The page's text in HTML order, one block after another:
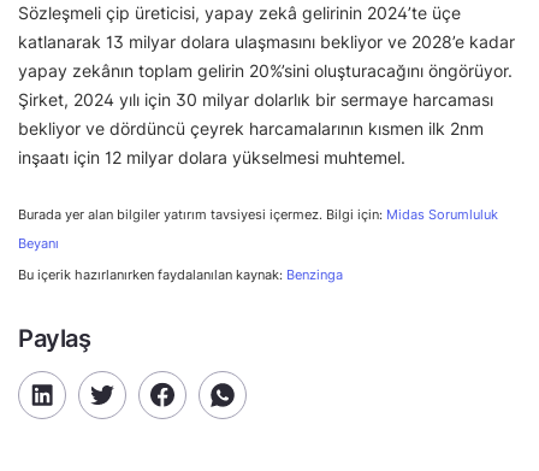
Sözleşmeli çip üreticisi, yapay zekâ gelirinin 2024’te üçe
katlanarak 13 milyar dolara ulaşmasını bekliyor ve 2028’e kadar
yapay zekânın toplam gelirin 20%’sini oluşturacağını öngörüyor.
Şirket, 2024 yılı için 30 milyar dolarlık bir sermaye harcaması
bekliyor ve dördüncü çeyrek harcamalarının kısmen ilk 2nm
inşaatı için 12 milyar dolara yükselmesi muhtemel.
Burada yer alan bilgiler yatırım tavsiyesi içermez. Bilgi için: Midas Sorumluluk
Beyanı
Bu içerik hazırlanırken faydalanılan kaynak: Benzinga
Paylaş